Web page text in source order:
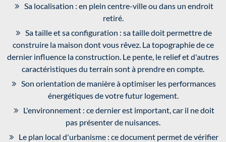
Sa localisation : en plein centre-ville ou dans un endroit
retiré.
Sa taille et sa configuration : sa taille doit permettre de
construire la maison dont vous rêvez. La topographie de ce
dernier influence la construction. Le pente, le relief et d'autres
caractéristiques du terrain sont à prendre en compte.
Son orientation de manière à optimiser les performances
énergétiques de votre futur logement.
L'environnement : ce dernier est important, car il ne doit
pas présenter de nuisances.
Le plan local d'urbanisme : ce document permet de vérifier